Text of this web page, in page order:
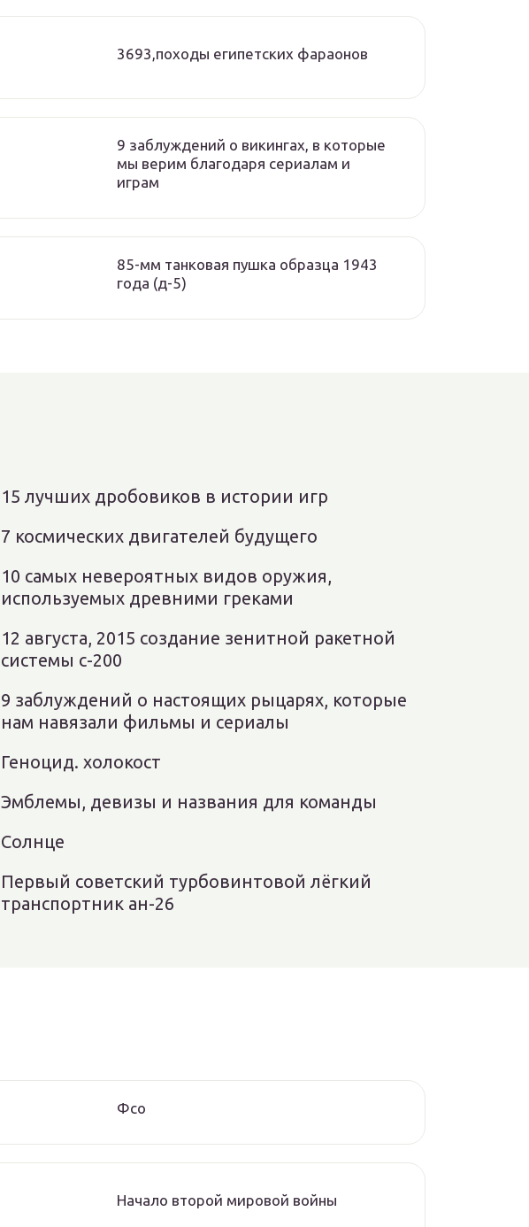
3693,походы египетских фараонов
9 заблуждений о викингах, в которые
мы верим благодаря сериалам и
играм
85-мм танковая пушка образца 1943
года (д-5)
15 лучших дробовиков в истории игр
7 космических двигателей будущего
10 самых невероятных видов оружия,
используемых древними греками
12 августа, 2015 создание зенитной ракетной
системы с-200
9 заблуждений о настоящих рыцарях, которые
нам навязали фильмы и сериалы
Геноцид. холокост
Эмблемы, девизы и названия для команды
Солнце
Первый советский турбовинтовой лёгкий
транспортник ан-26
Фсо
Начало второй мировой войны